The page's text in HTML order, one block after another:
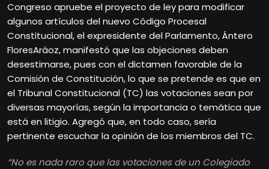
Congreso apruebe el proyecto de ley para modificar
algunos artículos del nuevo Código Procesal
Constitucional, el expresidente del Parlamento, Ántero
FloresAráoz, manifestó que las objeciones deben
desestimarse, pues con el dictamen favorable de la
Comisión de Constitución, lo que se pretende es que en
el Tribunal Constitucional (TC) las votaciones sean por
diversas mayorías, según la importancia o temática que
está en litigio. Agregó que, en todo caso, sería
pertinente escuchar la opinión de los miembros del TC.
“No es nada raro que las votaciones de un Colegiado